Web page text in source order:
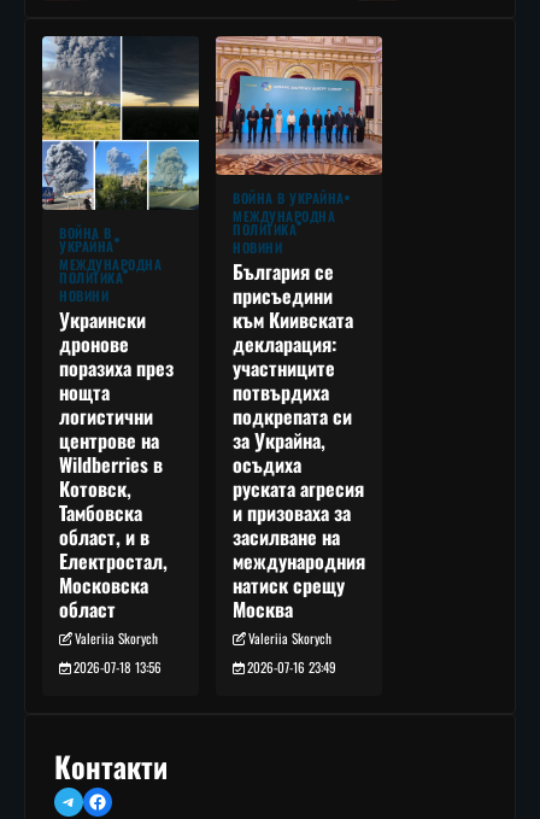
ВОЙНА В
УКРАЙНА
МЕЖДУНАРОДНА
ПОЛИТИКА
НОВИНИ
Украински
дронове
поразиха през
нощта
логистични
центрове на
Wildberries в
Котовск,
Тамбовска
област, и в
Електростал,
Московска
област
Valeriia Skorych
2026-07-18 13:56
ВОЙНА В УКРАЙНА
МЕЖДУНАРОДНА
ПОЛИТИКА
НОВИНИ
България се
присъедини
към Киивската
декларация:
участниците
потвърдиха
подкрепата си
за Украйна,
осъдиха
руската агресия
и призоваха за
засилване на
международния
натиск срещу
Москва
Valeriia Skorych
2026-07-16 23:49
Контакти
TelegramFacebook